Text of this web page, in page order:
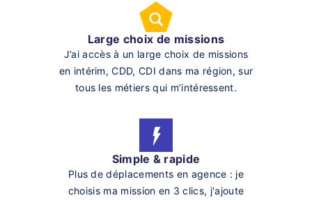
Large choix de missions
J’ai accès à un large choix de missions
en intérim, CDD, CDI dans ma région, sur
tous les métiers qui m’intéressent.
Simple & rapide
Plus de déplacements en agence : je
choisis ma mission en 3 clics, j'ajoute